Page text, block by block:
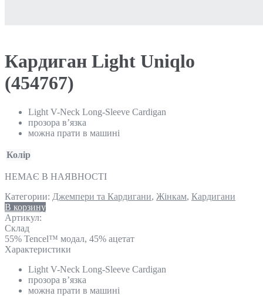
Кардиган Light Uniqlo
(454767)
Light V-Neck Long-Sleeve Cardigan
прозора в’язка
можна прати в машині
Колір
НЕМАЄ В НАЯВНОСТІ
Категории: Джемпери та Кардигани, Жінкам, Кардигани
В корзину
Артикул:
Склад
55% Tencel™ модал, 45% ацетат
Характеристики
Light V-Neck Long-Sleeve Cardigan
прозора в’язка
можна прати в машині